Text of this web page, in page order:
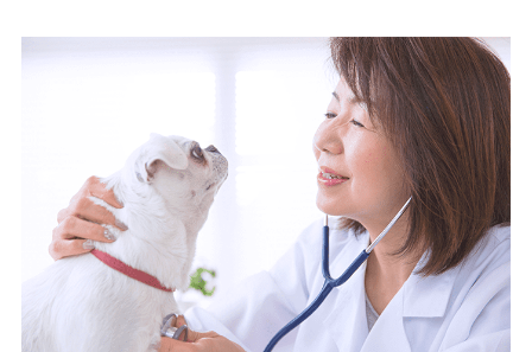
のため
各種お問い合わせに対応するため
10.受託業務の 個人情報
受託業務の遂行およびこれらに準ずる業務の遂行のため
11.マイカー通勤管理クラウド並びに法人向けASPサー
ビスに関してのお問い合わせ情報
各種お問い合わせに対応するため